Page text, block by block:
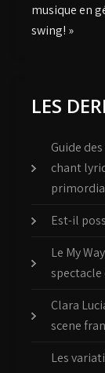
musique en
swing! »
LES
Guide
chant
Est-il
Le My
spectacle
Clara
scene
Les